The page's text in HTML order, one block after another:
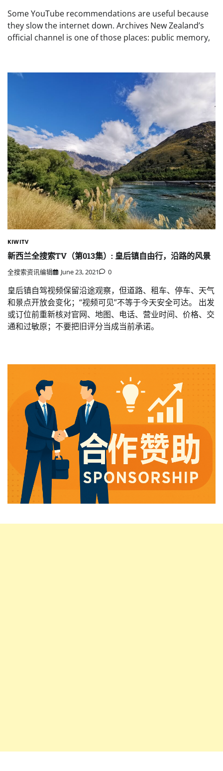
Some YouTube recommendations are useful because
they slow the internet down. Archives New Zealand’s
official channel is one of those places: public memory,
KIWITV
新西兰全搜索TV（第013集）: 皇后镇自由行，沿路的风景
全搜索资讯编辑 June 23, 2021 0
皇后镇自驾视频保留沿途观察，但道路、租车、停车、天气
和景点开放会变化；“视频可见”不等于今天安全可达。 出发
或订位前重新核对官网、地图、电话、营业时间、价格、交
通和过敏原；不要把旧评分当成当前承诺。